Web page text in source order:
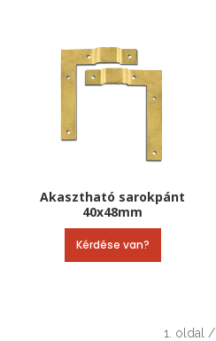
Akasztható sarokpánt
40x48mm
Kérdése van?
1. oldal